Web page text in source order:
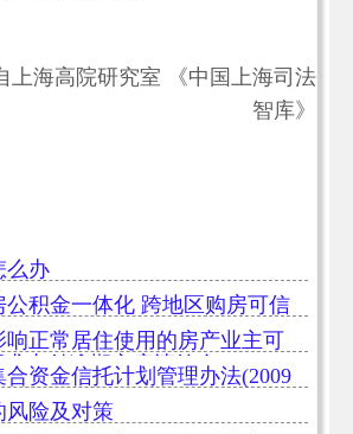
上海高院研究室 《中国上海司法
智库》
么办
公积金一体化 跨地区购房可信
响正常居住使用的房产业主可
求支付逾期交房违约金
合资金信托计划管理办法(2009
风险及对策